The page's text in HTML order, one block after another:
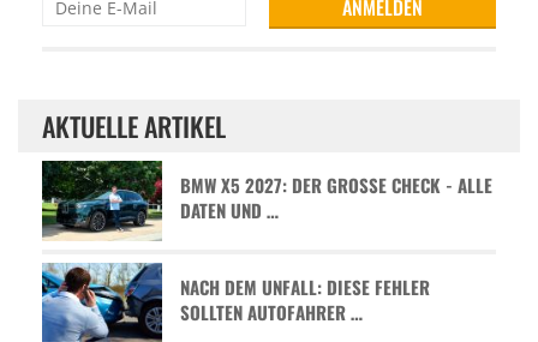
AKTUELLE ARTIKEL
BMW X5 2027: DER GROSSE CHECK - ALLE D
ATEN UND …
NACH DEM UNFALL: DIESE FEHLER
SOLLTEN AUTOFAHRER …